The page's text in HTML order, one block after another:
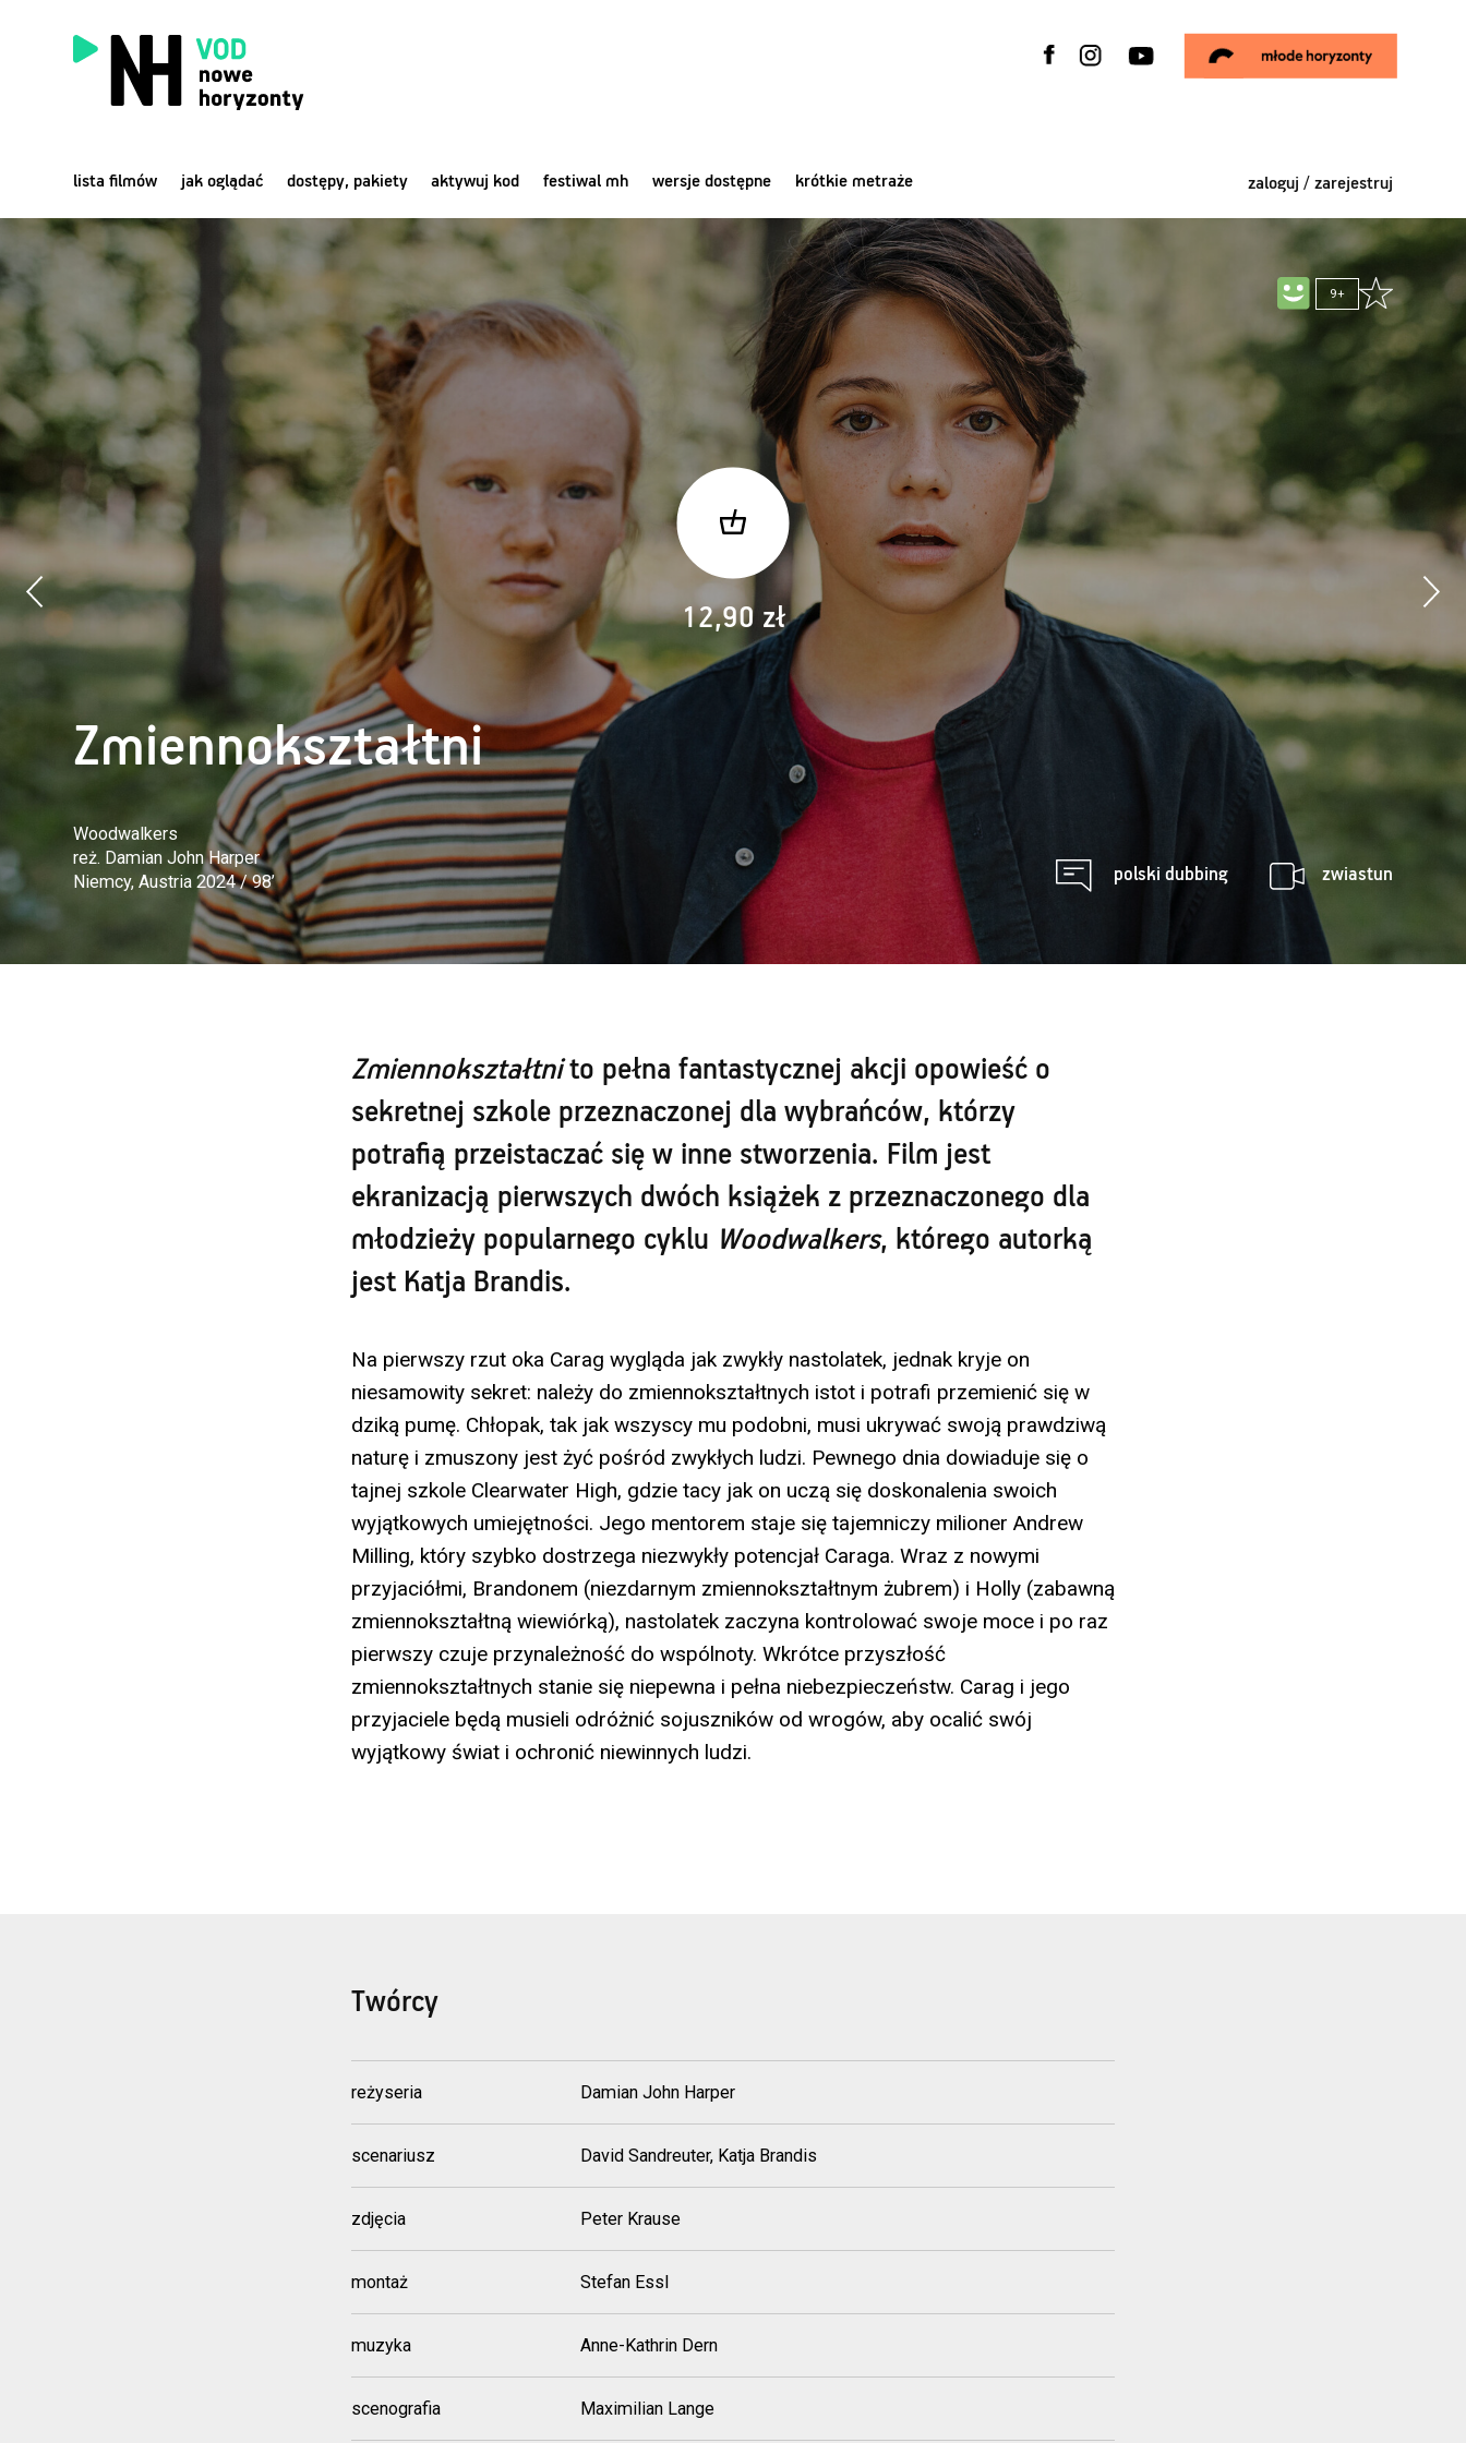
lista filmów jak oglądać dostępy, pakiety aktywuj kod festiwal mh wersje dostępne krótkie metraże zaloguj / zarejestruj
9+
12,90 zł
Zmiennokształtni
Woodwalkers
reż. Damian John Harper
Niemcy, Austria 2024 / 98’
polski dubbing zwiastun
Zmiennokształtnito pełna fantastycznej akcji opowieść o
sekretnej szkole przeznaczonej dla wybrańców, którzy
potrafią przeistaczać się w inne stworzenia. Film jest
ekranizacją pierwszych dwóch książek z przeznaczonego dla
młodzieży popularnego cyklu Woodwalkers, którego autorką
jest Katja Brandis.
Na pierwszy rzut oka Carag wygląda jak zwykły nastolatek, jednak kryje on
niesamowity sekret: należy do zmiennokształtnych istot i potrafi przemienić się w
dziką pumę. Chłopak, tak jak wszyscy mu podobni, musi ukrywać swoją prawdziwą
naturę i zmuszony jest żyć pośród zwykłych ludzi. Pewnego dnia dowiaduje się o
tajnej szkole Clearwater High, gdzie tacy jak on uczą się doskonalenia swoich
wyjątkowych umiejętności. Jego mentorem staje się tajemniczy milioner Andrew
Milling, który szybko dostrzega niezwykły potencjał Caraga. Wraz z nowymi
przyjaciółmi, Brandonem (niezdarnym zmiennokształtnym żubrem) i Holly (zabawną
zmiennokształtną wiewiórką), nastolatek zaczyna kontrolować swoje moce i po raz
pierwszy czuje przynależność do wspólnoty. Wkrótce przyszłość
zmiennokształtnych stanie się niepewna i pełna niebezpieczeństw. Carag i jego
przyjaciele będą musieli odróżnić sojuszników od wrogów, aby ocalić swój
wyjątkowy świat i ochronić niewinnych ludzi.
Twórcy
reżyseria Damian John Harper
scenariusz David Sandreuter, Katja Brandis
zdjęcia Peter Krause
montaż Stefan Essl
muzyka Anne-Kathrin Dern
scenografia Maximilian Lange